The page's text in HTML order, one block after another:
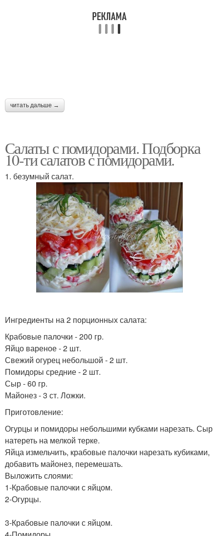
рыбы
Салат с вареной Лёгкий салат
Салат с кальмарами Салат на зиму
Рыбные салаты Салаты с картошкой
салат
Салат из рыбы
читать дальше →
Салаты с помидорами. Подборка
10-ти салатов с помидорами.
1. безумный салат.
Ингредиенты на 2 порционных салата:
Крабовые палочки - 200 гр.
Яйцо вареное - 2 шт.
Свежий огурец небольшой - 2 шт.
Помидоры средние - 2 шт.
Сыр - 60 гр.
Майонез - 3 ст. Ложки.
Приготовление:
Огурцы и помидоры небольшими кубками нарезать. Сыр
натереть на мелкой терке.
Яйца измельчить, крабовые палочки нарезать кубиками,
добавить майонез, перемешать.
Выложить слоями:
1-Крабовые палочки с яйцом.
2-Огурцы.
3-Крабовые палочки с яйцом.